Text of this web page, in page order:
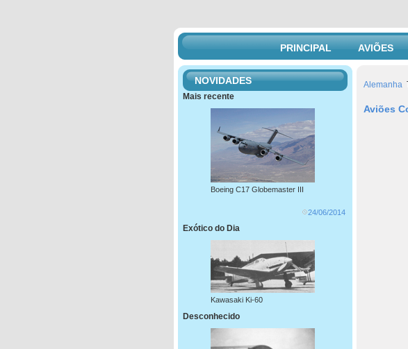
PRINCIPAL AVIÕES
Alemanha
Aviões
NOVIDADES
Mais recente
Boeing C17 Globemaster III
24/06/2014
Exótico do Dia
Kawasaki Ki-60
Desconhecido